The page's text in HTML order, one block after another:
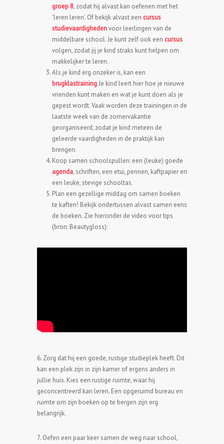
groep 8, zodat hij alvast kan oefenen met het
‘leren leren’. Of bekijk alvast een cursus
studievaardighedenvoor leerlingen van de
middelbare school. Je kunt zelf ook een cursus
volgen, zodat jij je kind straks kunt helpen om
makkelijker te leren.
Als je kind erg onzeker is, kan een
brugklastrainingJe kind leert hier hoe je nieuwe
vrienden kunt maken en wat je kunt doen als je
gepest wordt. Vaak worden deze trainingen in de
laatste week van de zomervakantie
georganiseerd, zodat je kind meteen de
geleerde vaardigheden in de praktijk kan
brengen.
Koop samen schoolspullen: een (leuke) goede
agenda, schriften, een etui, pennen, kaftpapier en
een leuke, stevige schooltas.
Plan een gezellige middag om samen boeken
te kaften! Bekijk ondertussen alvast samen eens
de boeken. Zie hieronder de video voor tips
(bron: Beautygloss):
6. Zorg dat hij een goede, rustige studieplek heeft. Dit
kan een plek zijn in zijn kamer of ergens anders in
jullie huis. Kies een rustige ruimte, waar hij
geconcentreerd kan leren. Een opgeruimd bureau en
ruimte om zijn boeken op te bergen zijn erg
belangrijk.
7. Oefen een paar keer samen de weg naar school,